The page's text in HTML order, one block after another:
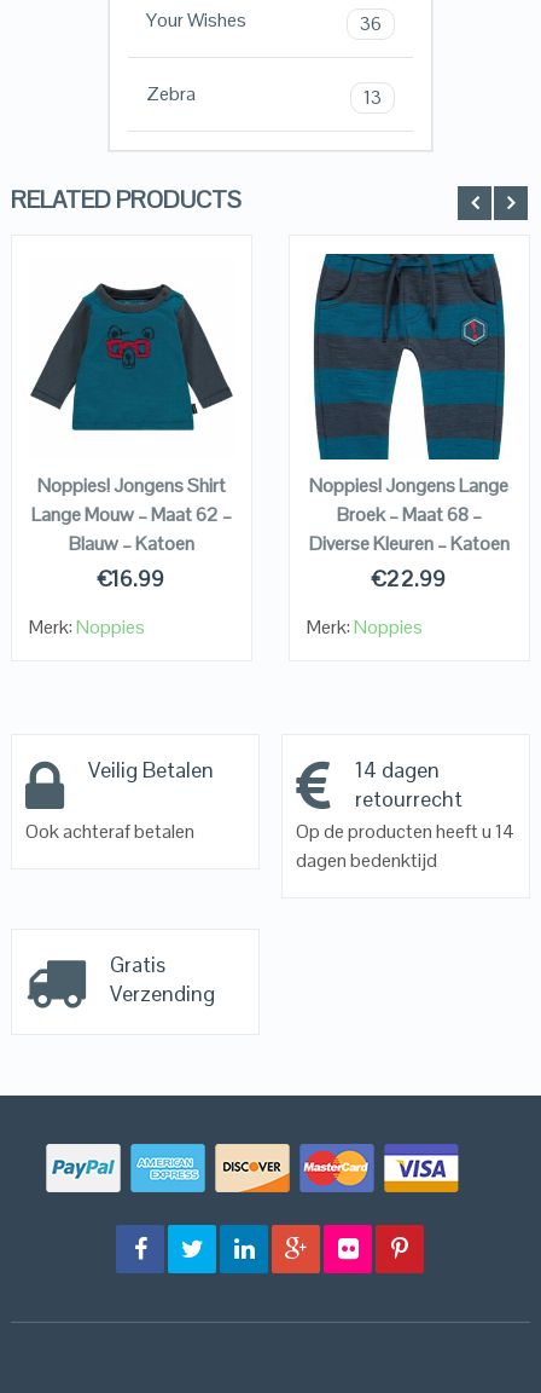
Your Wishes 36
Zebra 13
RELATED PRODUCTS
QUICK LOOK
VIEW DETAILS
KOPEN
Noppies! Jongens Shirt
Lange Mouw – Maat 62 –
Blauw – Katoen
€16.99
Merk:Noppies
QUICK LOOK
VIEW DETAILS
KOPEN
Noppies! Jongens Lange
Broek – Maat 68 –
Diverse Kleuren – Katoen
€22.99
Merk:Noppies
Veilig Betalen
Ook achteraf betalen
14 dagen
retourrecht
Op de producten heeft u 14
dagen bedenktijd
Gratis
Verzending